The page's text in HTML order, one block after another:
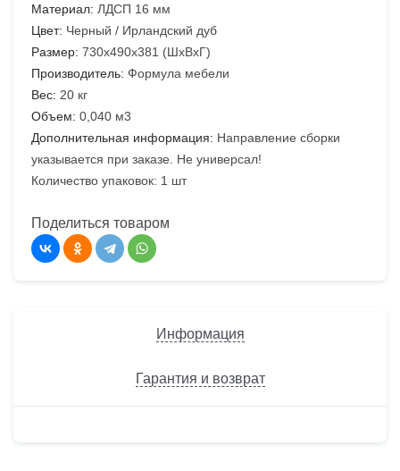
Материал: ЛДСП 16 мм
Цвет: Черный / Ирландский дуб
Размер: 730х490х381 (ШхВхГ)
Производитель: Формула мебели
Вес: 20 кг
Объем: 0,040 м3
Дополнительная информация: Направление сборки
указывается при заказе. Не универсал!
Количество упаковок: 1 шт
Поделиться товаром
Информация
Гарантия и возврат